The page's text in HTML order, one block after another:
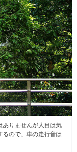
ありませんが人目は気
るので、車の走行音は